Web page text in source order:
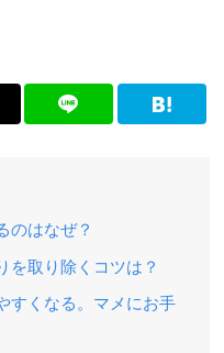
のはなぜ？
を取り除くコツは？
すくなる。マメにお手